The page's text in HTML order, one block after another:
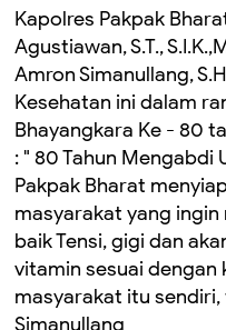
Kapolres Pakpak
Agustiawan, S.T.,
Amron Simanullang,
Kesehatan ini dalam
Bhayangkara Ke - 80
: " 80 Tahun Mengabdi
Pakpak Bharat
masyarakat yang
baik Tensi, gigi dan
vitamin sesuai dengan
masyarakat itu sendiri,
Simanullang